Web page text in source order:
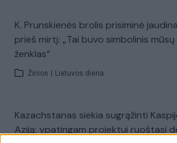
K. Prunskienės brolis prisiminė
prieš mirtį: „Tai buvo simbolinis
ženklas“
Žinios Lietuvos diena
Kazachstanas siekia sugrąžinti
Aziją: ypatingam projektui ruoštasi